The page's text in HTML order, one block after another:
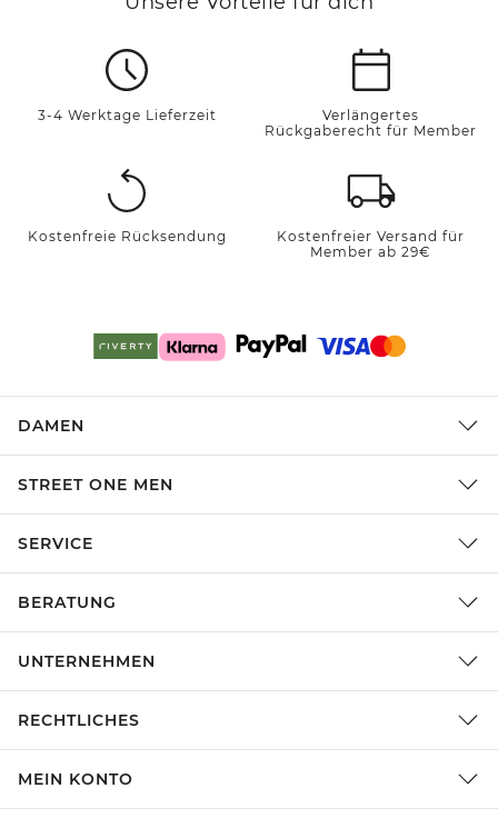
3-4 Werktage Lieferzeit
Verlängertes
Rückgaberecht für Member
Kostenfreie Rücksendung
Kostenfreier Versand für
Member ab 29€
DAMEN
STREET ONE MEN
SERVICE
BERATUNG
UNTERNEHMEN
RECHTLICHES
MEIN KONTO